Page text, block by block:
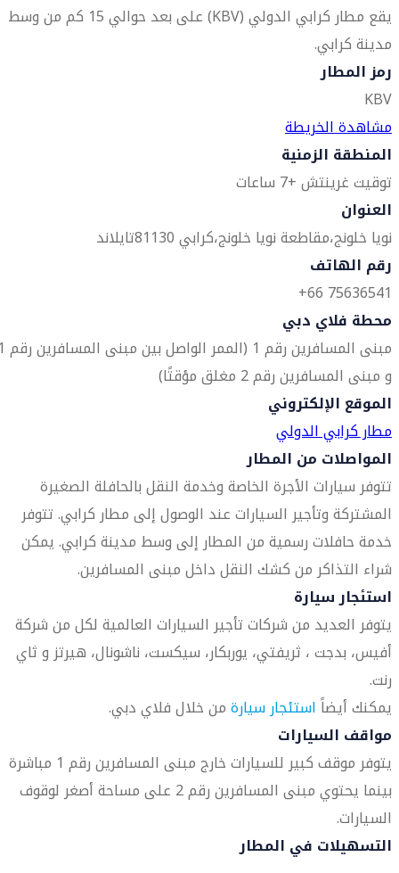
يقع مطار كرابي الدولي (KBV) على بعد حوالي 15 كم من وسط
مدينة كرابي.
رمز المطار
KBV
مشاهدة الخريطة
المنطقة الزمنية
توقيت غرينتش +7 ساعات
العنوان
نويا خلونج،مقاطعة نويا خلونج،كرابي 81130
تايلاند
رقم الهاتف
75636541 66+
محطة فلاي دبي
مبنى المسافرين رقم
و مبنى المسافرين رقم 2 مغلق مؤقتًا)
الموقع الإلكتروني
مطار كرابي الدولي
المواصلات من المطار
تتوفر سيارات الأجرة الخاصة وخدمة النقل بالحافلة الصغيرة
المشتركة وتأجير السيارات عند الوصول إلى مطار كرابي. تتوفر
خدمة حافلات رسمية من المطار إلى وسط مدينة كرابي. يمكن
شراء التذاكر من كشك النقل داخل مبنى المسافرين.
استئجار سيارة
يتوفر العديد من شركات تأجير السيارات العالمية لكل من شركة
أفيس، بدجت ، ثريفتي، يوربكار، سيكست، ناشونال، هيرتز و ثاي
رنت.
يمكنك أيضاًاستئجار سيارةمن خلال فلاي دبي.
مواقف السيارات
يتوفر موقف كبير للسيارات خارج مبنى المسافرين رقم 1 مباشرة
بينما يحتوي مبنى المسافرين رقم 2 على مساحة أصغر لوقوف
السيارات.
التسهيلات في المطار